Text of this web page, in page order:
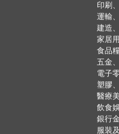
印刷
運輸
建造
家居
食品
五金
電子
塑膠
醫療
飲食
銀行
服裝